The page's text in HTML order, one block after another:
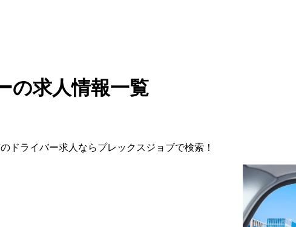
の求人情報一覧
の ドライバー求人ならプレックスジョブで検索！